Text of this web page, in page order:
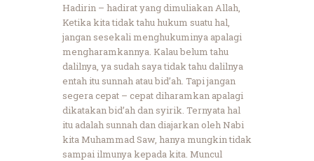
Hadirin – hadirat yang dimuliakan Allah,
Ketika kita tidak tahu hukum suatu hal,
jangan sesekali menghukuminya apalagi
mengharamkannya. Kalau belum tahu
dalilnya, ya sudah saya tidak tahu dalilnya
entah itu sunnah atau bid’ah. Tapi jangan
segera cepat – cepat diharamkan apalagi
dikatakan bid’ah dan syirik. Ternyata hal
itu adalah sunnah dan diajarkan oleh Nabi
kita Muhammad Saw, hanya mungkin tidak
sampai ilmunya kepada kita. Muncul